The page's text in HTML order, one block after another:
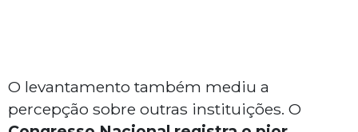
O levantamento também mediu a
percepção sobre outras instituições. O